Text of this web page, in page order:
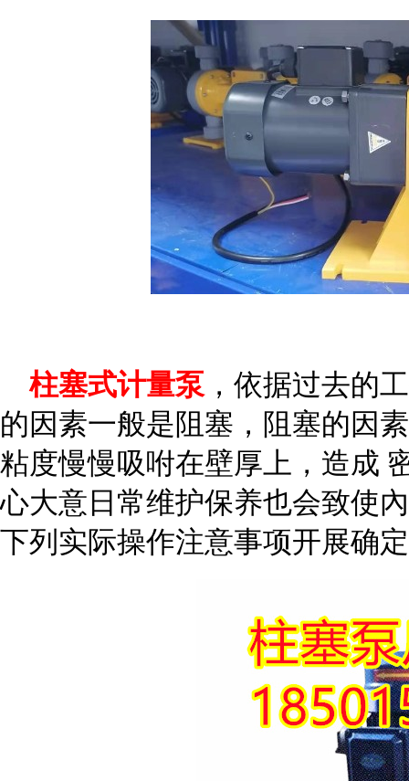
柱塞式计量泵 ，依据过去的
的因素一般是阻塞，阻塞的因
粘度慢慢吸咐在壁厚上，造成
心大意日常维护保养也会致使
下列实际操作注意事项开展确